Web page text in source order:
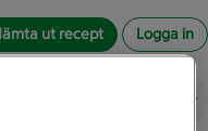
ut recept Logga in